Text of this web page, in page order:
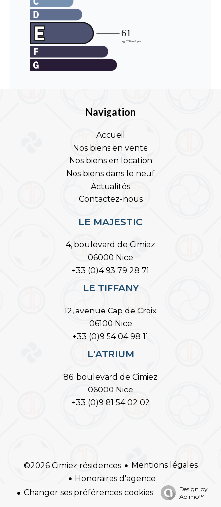
Navigation
Accueil
Nos biens en vente
Nos biens en location
Nos biens dans le neuf
Actualités
Contactez-nous
LE MAJESTIC
4, boulevard de Cimiez
06000 Nice
+33 (0)4 93 79 28 71
LE TIFFANY
12, avenue Cap de Croix
06100 Nice
+33 (0)9 54 04 98 11
L'ATRIUM
86, boulevard de Cimiez
06000 Nice
+33 (0)9 81 54 02 02
©2026 Cimiez résidences
Mentions légales
Honoraires d'agence
Changer ses préférences cookies
Design by
Apimo™